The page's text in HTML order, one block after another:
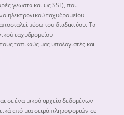
γνωστό και ως SSL), που
ηλεκτρονικού ταχυδρομείου
μέσω του διαδικτύου. Το
ταχυδρομείου
τοπικούς μας υπολογιστές και
σε ένα μικρό αρχείο δεδομένων
από μια σειρά πληροφοριών σε